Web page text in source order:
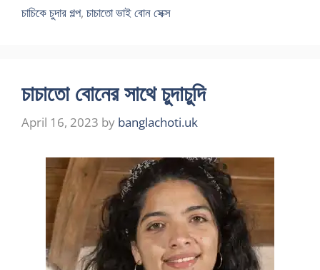
চাচিকে চুদার গল্প, চাচাতো ভাই বোন সেক্স
চাচাতো বোনের সাথে চুদাচুদি
April 16, 2023 by banglachoti.uk